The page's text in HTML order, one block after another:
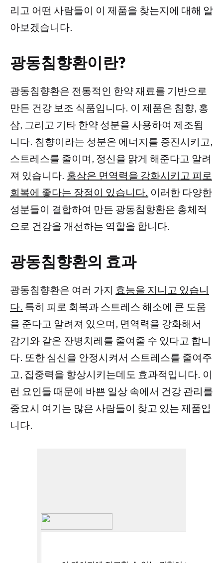
리고 어떤 사람들이 이 제품을 찾는지에 대해 알
아보겠습니다.
광동침향환이란?
광동침향환은 전통적인 한약 재료를 기반으로
만든 건강 보조 식품입니다. 이 제품은 침향, 홍
삼, 그리고 기타 한약 성분을 사용하여 제조됩
니다. 침향이라는 성분은 에너지를 증진시키고,
스트레스를 줄이며, 정신을 맑게 해준다고 알려
져 있습니다. 홍삼은 면역력을 강화시키고 피로
회복에 좋다는 장점이 있습니다. 이러한 다양한
성분들이 결합하여 만든 광동침향환은 총체적
으로 건강을 개선하는 역할을 합니다.
광동침향환의 효과
광동침향환은 여러 가지 효능을 지니고 있습니
다. 특히 피로 회복과 스트레스 해소에 큰 도움
을 준다고 알려져 있으며, 면역력을 강화해서
감기와 같은 잔병치레를 줄여줄 수 있다고 합니
다. 또한 심신을 안정시켜서 스트레스를 줄여주
고, 집중력을 향상시키는데도 효과적입니다. 이
런 요인들 때문에 바쁜 일상 속에서 건강 관리를
중요시 여기는 많은 사람들이 찾고 있는 제품입
니다.